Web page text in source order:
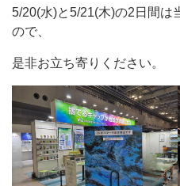
5/20(水)と5/21(木)の2日間は
ので、
是非お立ち寄りください。